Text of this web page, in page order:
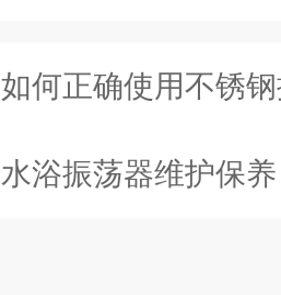
如何正确使用不锈
水浴振荡器维护保